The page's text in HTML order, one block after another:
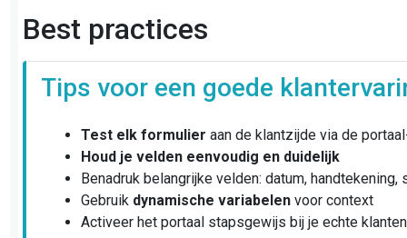
Best practices
Tips voor een goede
Test elk formulier aan de klantzijde via de
Houd je velden eenvoudig en duidelijk
Benadruk belangrijke velden: datum, handtekening,
Gebruik dynamische variabelen voor context
Activeer het portaal stapsgewijs bij je echte klanten